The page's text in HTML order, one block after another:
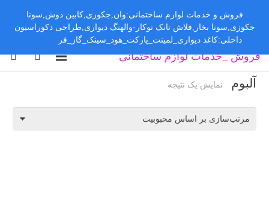
فروش _خدمات لوازم ساختمانی
آلبوم نمایش یک نتیجه
فروش و خدمات لوازم ساختمانی:وان,جکوزی,کابین دوش,سونا
جکوزی,سونا بخار,فلاش تانک توکار-والهنگ دیواری,طراحی دکوراسیون
داخلی:کاغذ دیواری_لمینت_پارکت_هود_سینک_گاز_فر